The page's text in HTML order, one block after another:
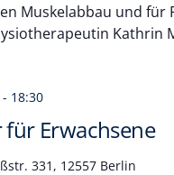
Muskelabbau und für
Kathrin
Erwachsene
- 18:30
331, 12557 Berlin